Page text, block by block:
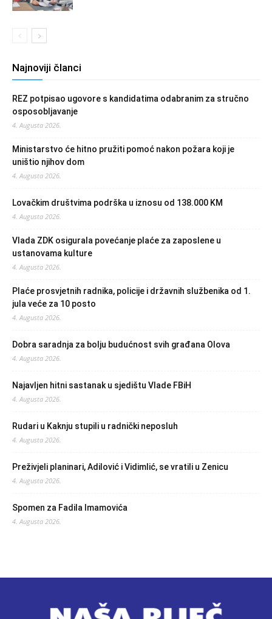
Najnoviji članci
REZ potpisao ugovore s kandidatima odabranim za stručno
osposobljavanje
4. Augusta 2026.
Ministarstvo će hitno pružiti pomoć nakon požara koji je
uništio njihov dom
4. Augusta 2026.
Lovačkim društvima podrška u iznosu od 138.000 KM
4. Augusta 2026.
Vlada ZDK osigurala povećanje plaće za zaposlene u
ustanovama kulture
4. Augusta 2026.
Plaće prosvjetnih radnika, policije i državnih službenika od 1.
jula veće za 10 posto
4. Augusta 2026.
Dobra saradnja za bolju budućnost svih građana Olova
4. Augusta 2026.
Najavljen hitni sastanak u sjedištu Vlade FBiH
4. Augusta 2026.
Rudari u Kaknju stupili u radnički neposluh
4. Augusta 2026.
Preživjeli planinari, Adilović i Vidimlić, se vratili u Zenicu
4. Augusta 2026.
Spomen za Fadila Imamovića
4. Augusta 2026.